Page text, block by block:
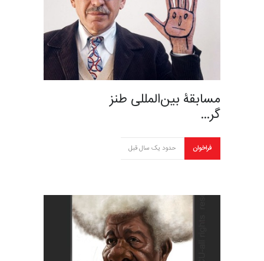
مسابقۀ بین‌المللی طنز
گر…
فراخوان حدود یک سال قبل